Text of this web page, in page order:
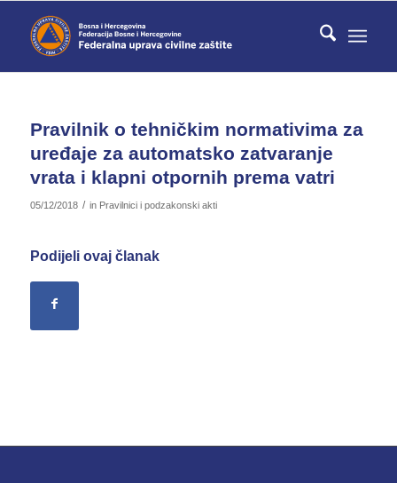
Pravilnik o tehničkim normativima za
uređaje za automatsko zatvaranje
vrata i klapni otpornih prema vatri
05/12/2018 / in Pravilnici i podzakonski akti
Podijeli ovaj članak